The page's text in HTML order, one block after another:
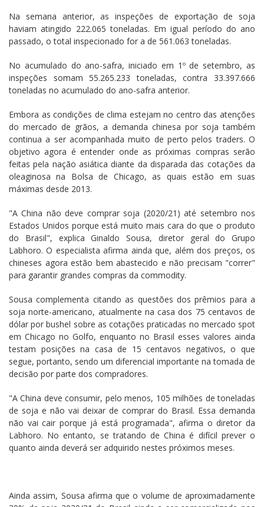
Na semana anterior, as inspeções de exportação de soja
haviam atingido 222.065 toneladas. Em igual período do ano
passado, o total inspecionado for a de 561.063 toneladas.
No acumulado do ano-safra, iniciado em 1º de setembro, as
inspeções somam 55.265.233 toneladas, contra 33.397.666
toneladas no acumulado do ano-safra anterior.
Embora as condições de clima estejam no centro das atenções
do mercado de grãos, a demanda chinesa por soja também
continua a ser acompanhada muito de perto pelos traders. O
objetivo agora é entender onde as próximas compras serão
feitas pela nação asiática diante da disparada das cotações da
oleaginosa na Bolsa de Chicago, as quais estão em suas
máximas desde 2013.
"A China não deve comprar soja (2020/21) até setembro nos
Estados Unidos porque está muito mais cara do que o produto
do Brasil", explica Ginaldo Sousa, diretor geral do Grupo
Labhoro. O especialista afirma ainda que, além dos preços, os
chineses agora estão bem abastecido e não precisam "correr"
para garantir grandes compras da commodity.
Sousa complementa citando as questões dos prêmios para a
soja norte-americano, atualmente na casa dos 75 centavos de
dólar por bushel sobre as cotações praticadas no mercado spot
em Chicago no Golfo, enquanto no Brasil esses valores ainda
testam posições na casa de 15 centavos negativos, o que
segue, portanto, sendo um diferencial importante na tomada de
decisão por parte dos compradores.
"A China deve consumir, pelo menos, 105 milhões de toneladas
de soja e não vai deixar de comprar do Brasil. Essa demanda
não vai cair porque já está programada", afirma o diretor da
Labhoro. No entanto, se tratando de China é difícil prever o
quanto ainda deverá ser adquirido nestes próximos meses.
Ainda assim, Sousa afirma que o volume de aproximadamente